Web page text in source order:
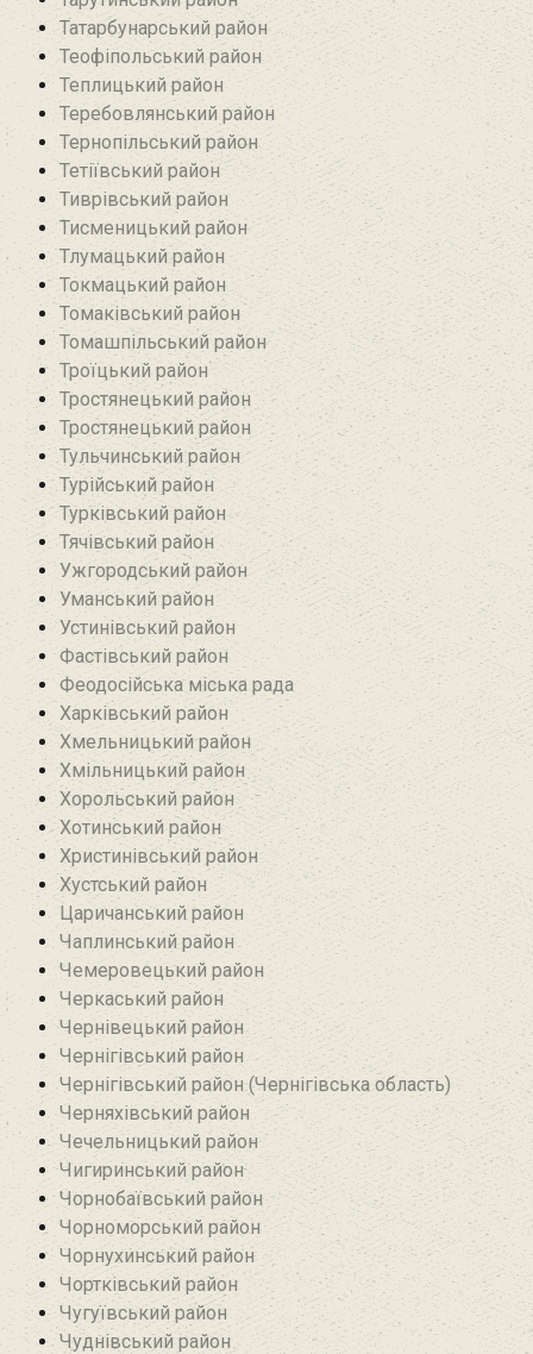
Татарбунарський район
Теофіпольський район‎
Теплицький район
Теребовлянський район
Тернопільський район
Тетіївський район
Тиврівський район
Тисменицький район
Тлумацький район
Токмацький район
Томаківський район
Томашпільський район
Троїцький район‎
Тростянецький район
Тростянецький район
Тульчинський район
Турійський район
Турківський район
Тячівський район
Ужгородський район
Уманський район
Устинівський район
Фастівський район
Феодосійська міська рада
Харківський район
Хмельницький район
Хмільницький район
Хорольський район
Хотинський район‎
Христинівський район
Хустський район
Царичанський район
Чаплинський район
Чемеровецький район
Черкаський район
Чернівецький район
Чернігівський район
Чернігівський район (Чернігівська область)
Черняхівський район‎
Чечельницький район
Чигиринський район
Чорнобаївський район
Чорноморський район
Чорнухинський район‎
Чортківський район
Чугуївський район
Чуднівський район